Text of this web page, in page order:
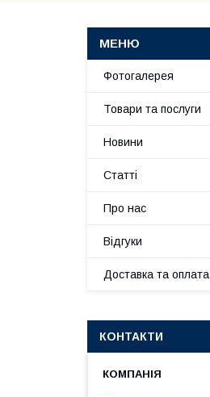
Фотогалерея
Товари та послуги
Новини
Статті
Про нас
Відгуки
Доставка та оплата
КОНТАКТИ